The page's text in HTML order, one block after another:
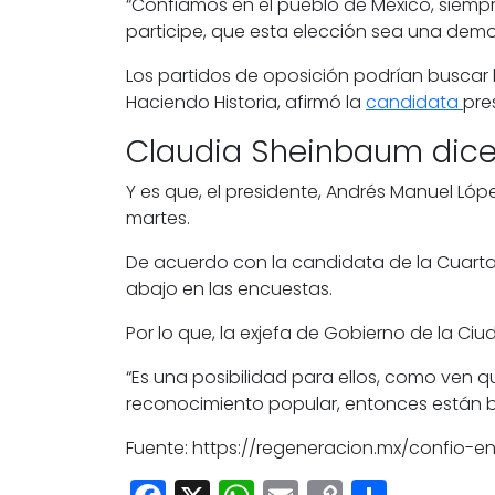
“Confiamos en el pueblo de México,
participe, que esta elección sea una
Los partidos de oposición podrían
Haciendo Historia, afirmó la candidata
Claudia Sheinbaum
Y es que, el presidente, Andrés Manuel
martes.
De acuerdo con la candidata de la
abajo en las encuestas.
Por lo que, la exjefa de Gobierno de la
“Es una posibilidad para ellos, como ven
reconocimiento popular, entonces están
Fuente: https://regeneracion.mx/